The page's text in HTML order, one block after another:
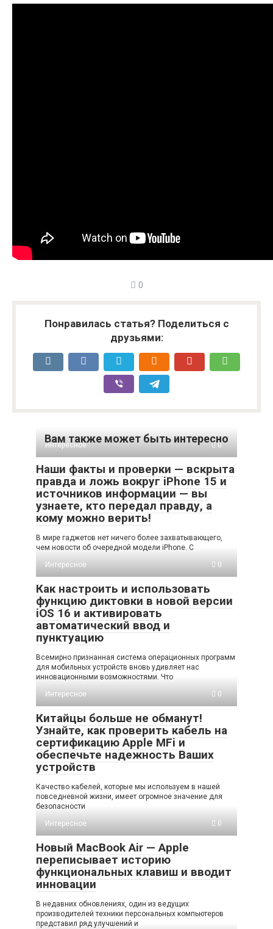
0
Понравилась статья? Поделиться с
друзьями:
Вам также может быть интересно
Интересное 0
Наши факты и проверки — вскрыта
правда и ложь вокруг iPhone 15 и
источников информации — вы
узнаете, кто передал правду, а
кому можно верить!
В мире гаджетов нет ничего более захватывающего,
чем новости об очередной модели iPhone. С
Интересное
0
Как настроить и использовать
функцию диктовки в новой версии
iOS 16 и активировать
автоматический ввод и
пунктуацию
Всемирно признанная система операционных программ
для мобильных устройств вновь удивляет нас
инновационными возможностями. Что
Интересное
0
Китайцы больше не обманут!
Узнайте, как проверить кабель на
сертификацию Apple MFi и
обеспечьте надежность Ваших
устройств
Качество кабелей, которые мы используем в нашей
повседневной жизни, имеет огромное значение для
безопасности
Интересное
0
Новый MacBook Air — Apple
переписывает историю
функциональных клавиш и вводит
инновации
В недавних обновлениях, один из ведущих
производителей техники персональных компьютеров
представил ряд улучшений и